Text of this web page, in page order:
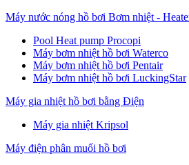
Máy nước nóng hồ bơi Bơm nhiệt -
Pool Heat pump Procopi
Máy bơm nhiệt hồ bơi Waterco
Máy bơm nhiệt hồ bơi Pentair
Máy bơm nhiệt hồ bơi LuckingStar
Máy gia nhiệt hồ bơi bằng Điện
Máy gia nhiệt Kripsol
Máy điện phân muối hồ bơi